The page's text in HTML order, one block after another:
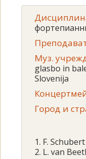
Муз.
glasbo in
Slovenija
Город и
1. F.
2. L. van